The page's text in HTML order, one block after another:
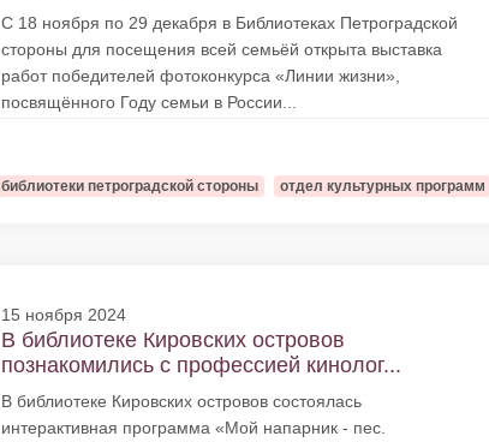
С 18 ноября по 29 декабря в Библиотеках Петроградской
стороны для посещения всей семьёй открыта выставка
работ победителей фотоконкурса «Линии жизни»,
посвящённого Году семьи в России...
библиотеки петроградской стороны отдел культурных программ
15 ноября 2024
В библиотеке Кировских островов
познакомились с профессией кинолог...
В библиотеке Кировских островов состоялась
интерактивная программа «Мой напарник - пес.